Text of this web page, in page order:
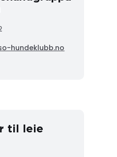
hundeklubb.no
til leie